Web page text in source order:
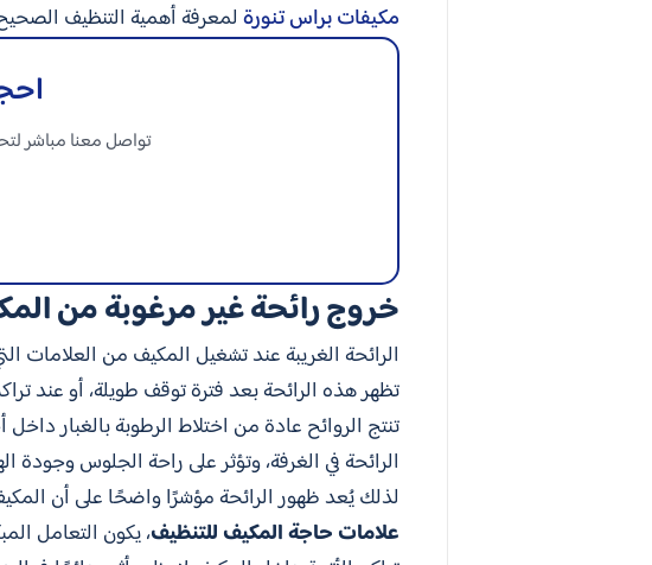
مكيفات براس تنورة لمعرفة أهمية التنظيف
تواصل معنا مباشر
خروج رائحة غير مرغوبة من
الرائحة الغريبة عند تشغيل المكيف من العلامات
تظهر هذه الرائحة بعد فترة توقف طويلة، أو عند
تنتج الروائح عادة من اختلاط الرطوبة بالغبار
الرائحة في الغرفة، وتؤثر على راحة الجلوس وجودة
لذلك يُعد ظهور الرائحة مؤشرًا واضحًا على أن
علامات حاجة المكيف للتنظيف، يكون التعامل